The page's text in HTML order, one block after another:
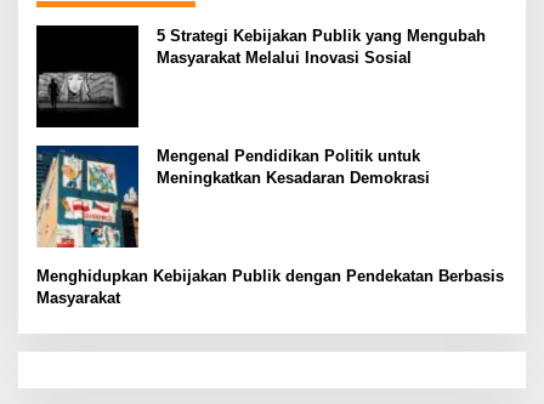
5 Strategi Kebijakan Publik yang Mengubah
Masyarakat Melalui Inovasi Sosial
Mengenal Pendidikan Politik untuk
Meningkatkan Kesadaran Demokrasi
Menghidupkan Kebijakan Publik dengan Pendekatan Berbasis
Masyarakat